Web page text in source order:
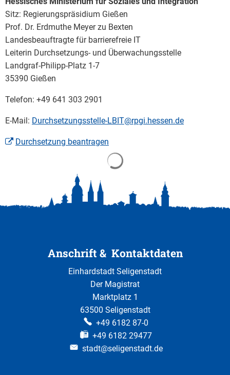
Sitz: Regierungspräsidium Gießen
Prof. Dr. Erdmuthe Meyer zu Bexten
Landesbeauftragte für barrierefreie IT
Leiterin Durchsetzungs- und Überwachungsstelle
Landgraf-Philipp-Platz 1-7
35390 Gießen
Telefon: +49 641 303 2901
E-Mail: Durchsetzungsstelle-LBIT@rpgi.hessen.de
Durchsetzung beantragen
Anschrift & Kontaktdaten
Einhardstadt Seligenstadt
Der Magistrat
Marktplatz 1
63500 Seligenstadt
+49 6182 87-0
+49 6182 29477
stadt@seligenstadt.de